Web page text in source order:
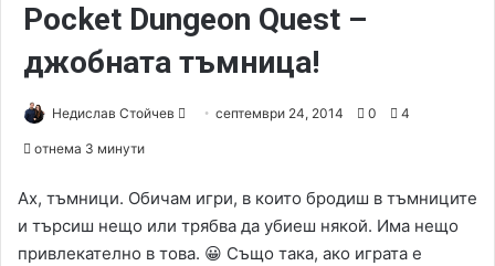
Pocket Dungeon Quest –
джобната тъмница!
Недислав Стойчев
d
a
n
септември 24, 2014 0 4
отнема 3 минути
Ах, тъмници. Обичам игри, в които бродиш в тъмниците
и търсиш нещо или трябва да убиеш някой. Има нещо
привлекателно в това. 😀 Също така, ако играта е